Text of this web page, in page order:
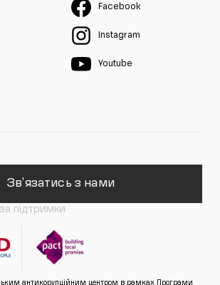
Facebook
Instagram
Youtube
Зв'язатись з нами
підтримки
антикорупційним центром в рамках Програми